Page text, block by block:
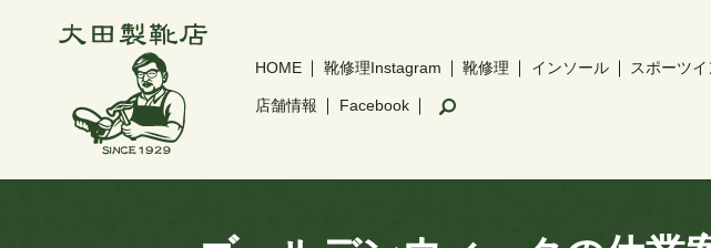
HOME 靴修理Instagram 靴修理 インソール スポーツ
店舗情報 Facebook